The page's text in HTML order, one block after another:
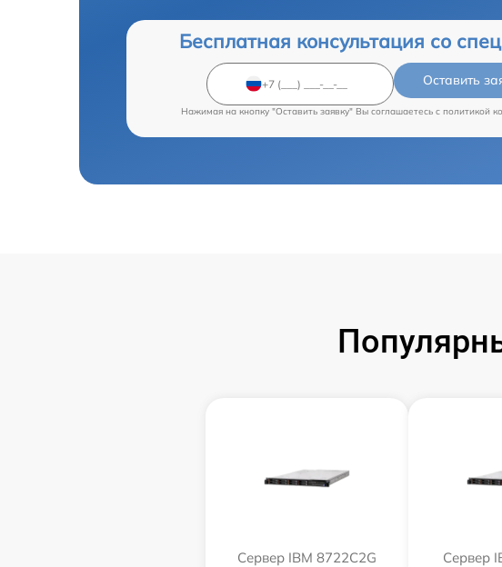
Бесплатная консультация со
Оставить
Нажимая на кнопку "Оставить заявку" Вы соглашаетесь c политикой
Сервер IBM 8722C2G Сервер